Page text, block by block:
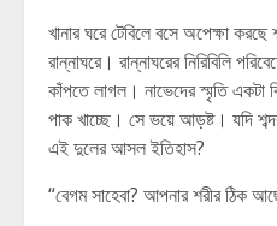
খানার ঘরে টেবিলে বসে অপেক্ষা
রান্নাঘরে। রান্নাঘরের নিরিবিলি
কাঁপতে লাগল। নাভেদের স্মৃতি একটা
পাক খাচ্ছে। সে ভয়ে আড়ষ্ট। যদি
এই দুলের আসল ইতিহাস?
“বেগম সাহেবা? আপনার শরীর ঠিক